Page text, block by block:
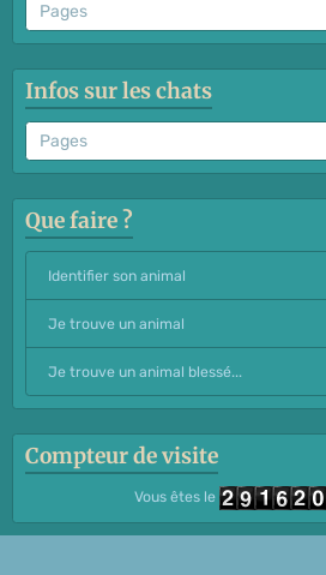
Infos sur les chats
Que faire ?
Identifier son animal
Je trouve un animal
Je trouve un animal blessé...
Compteur de visite
Vous êtes le